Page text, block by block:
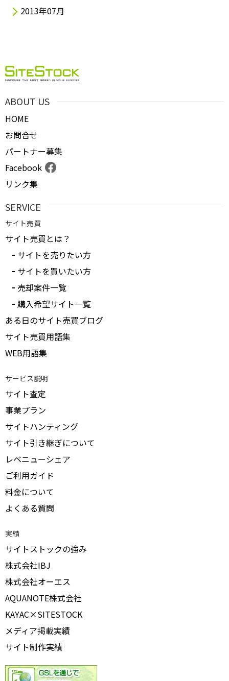
2013年07月
ABOUT US
HOME
お問合せ
パートナー募集
Facebook
リンク集
SERVICE
サイト売買
サイト売買とは？
サイトを売りたい方
サイトを買いたい方
売却案件一覧
購入希望サイト一覧
ある日のサイト売買ブログ
サイト売買用語集
WEB用語集
サービス説明
サイト査定
事業プラン
サイトハンティング
サイト引き継ぎについて
レベニューシェア
ご利用ガイド
料金について
よくある質問
実績
サイトストックの強み
株式会社IBJ
株式会社オーエス
AQUANOTE株式会社
KAYAC×SITESTOCK
メディア掲載実績
サイト制作実績